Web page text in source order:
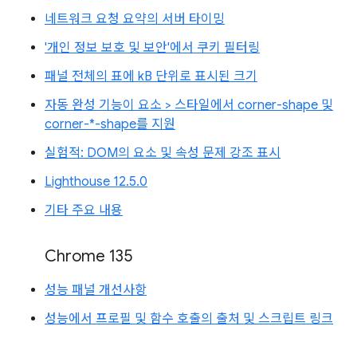
네트워크 요청 요약의 서버 타이밍
'개인 정보 보호 및 보안'에서 쿠키 필터링
패널 전체의 표에 kB 단위로 표시된 크기
자동 완성 기능이 요소 > 스타일에서 corner-shape 및
corner-*-shape를 지원
실험적: DOM의 요소 및 속성 문제 강조 표시
Lighthouse 12.5.0
기타 주요 내용
Chrome 135
성능 패널 개선사항
성능에서 프로필 및 함수 호출의 출처 및 스크립트 링크